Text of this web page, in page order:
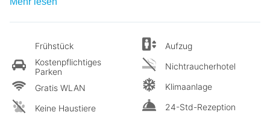
Frühstück
Kostenpflichtiges
Parken
Gratis WLAN
Keine Haustiere
Aufzug
Nichtraucherhotel
Klimaanlage
24-Std-Rezeption